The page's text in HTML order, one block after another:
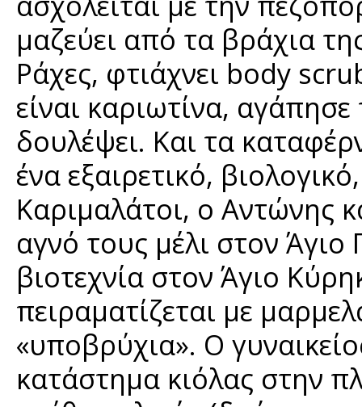
μαζεύει από τα βράχια
Ράχες, φτιάχνει body
είναι καριωτίνα, αγάπησε
δουλέψει. Και τα
ένα εξαιρετικό,
Καριμαλάτοι, ο Αντώνης
αγνό τους μέλι στον
βιοτεχνία στον Άγιο
πειραματίζεται με
«υποβρύχια». Ο
κατάστημα κιόλας στην